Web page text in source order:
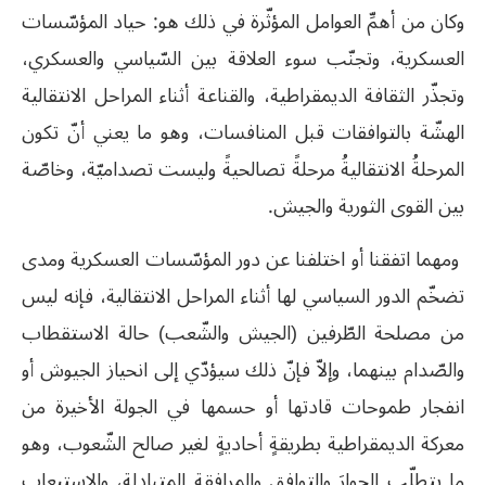
وكان من أهمِّ العوامل المؤثّرة في ذلك هو: حياد المؤسّسات
العسكرية، وتجنّب سوء العلاقة بين السّياسي والعسكري،
وتجذّر الثقافة الديمقراطية، والقناعة أثناء المراحل الانتقالية
الهشّة بالتوافقات قبل المنافسات، وهو ما يعني أنّ تكون
المرحلةُ الانتقاليةُ مرحلةً تصالحيةً وليست تصداميّة، وخاصّة
بين القوى الثورية والجيش.
ومهما اتفقنا أو اختلفنا عن دور المؤسّسات العسكرية ومدى
تضخّم الدور السياسي لها أثناء المراحل الانتقالية، فإنه ليس
من مصلحة الطّرفين (الجيش والشّعب) حالة الاستقطاب
والصّدام بينهما، وإلاّ فإنّ ذلك سيؤدّي إلى انحياز الجيوش أو
انفجار طموحات قادتها أو حسمها في الجولة الأخيرة من
معركة الديمقراطية بطريقةٍ أحاديةٍ لغير صالح الشّعوب، وهو